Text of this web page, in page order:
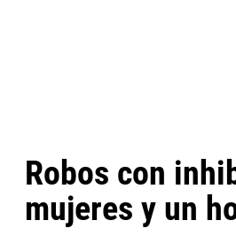
Robos con
mujeres y un